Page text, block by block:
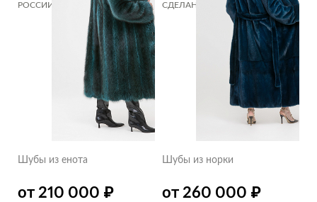
РОССИИ
СДЕЛАНО В РОССИИ СДЕЛАНО В РОССИИ
Шубы из енота
от 210 000 ₽
Шубы из норки
от 260 000 ₽